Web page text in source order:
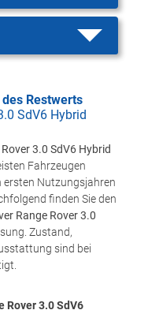
Restwerts
SdV6 Hybrid
3.0 SdV6 Hybrid
Fahrzeugen
ersten Nutzungsjahren
finden Sie den
Range Rover 3.0
Zustand,
sind bei
Rover 3.0 SdV6